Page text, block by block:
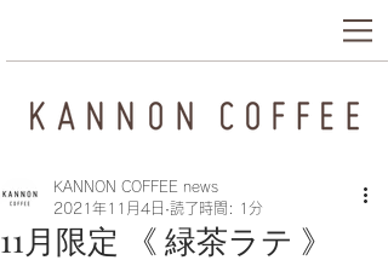
11月限定 《 緑茶ラテ 》
KANNON COFFEE news
2021年11月4日 読了時間: 1分